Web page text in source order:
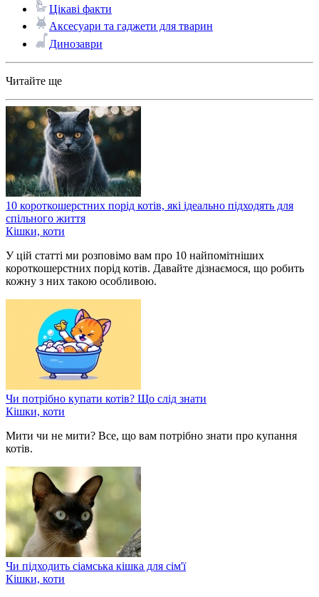
Цікаві факти
Аксесуари та гаджети для тварин
Динозаври
Читайте ще
10 короткошерстних порід котів, які ідеально підходять для
спільного життя
Кішки, коти
У цій статті ми розповімо вам про 10 найпомітніших
короткошерстних порід котів. Давайте дізнаємося, що робить
кожну з них такою особливою.
Чи потрібно купати котів? Що слід знати
Кішки, коти
Мити чи не мити? Все, що вам потрібно знати про купання
котів.
Чи підходить сіамська кішка для сім'ї
Кішки, коти